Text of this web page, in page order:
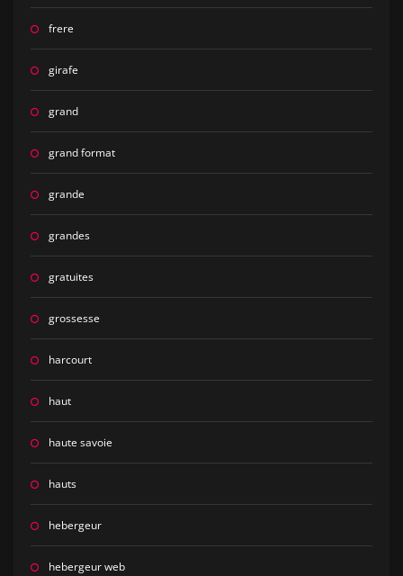
frere
girafe
grand
grand format
grande
grandes
gratuites
grossesse
harcourt
haut
haute savoie
hauts
hebergeur
hebergeur web